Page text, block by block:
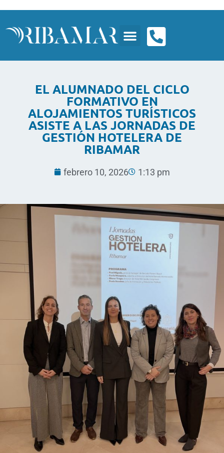
EL ALUMNADO DEL CICLO
FORMATIVO EN
ALOJAMIENTOS TURÍSTICOS
ASISTE A LAS JORNADAS DE
GESTIÓN HOTELERA DE
RIBAMAR
febrero 10, 2026 1:13 pm